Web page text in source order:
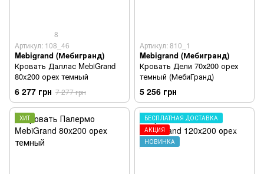
8
Артикул: 108_46
Mebigrand (Мебигранд)
Кровать Даллас MebiGrand
80x200 орех темный
6 277 грн 7 277 грн
Артикул: 810_1
Mebigrand (Мебигранд)
Кровать Дели 70х200 орех
темный (МебиГранд)
5 256 грн
ХИТ
БЕСПЛАТНАЯ ДОСТАВКА
АКЦИЯ
НОВИНКА